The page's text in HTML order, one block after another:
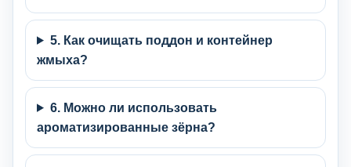
5. Как очищать поддон и контейнер
жмыха?
6. Можно ли использовать
ароматизированные зёрна?